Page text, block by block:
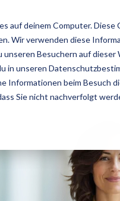
auf deinem Computer.
Wir verwenden diese
unseren Besuchern auf
in unseren
Informationen beim Besuch
Sie nicht nachverfolgt